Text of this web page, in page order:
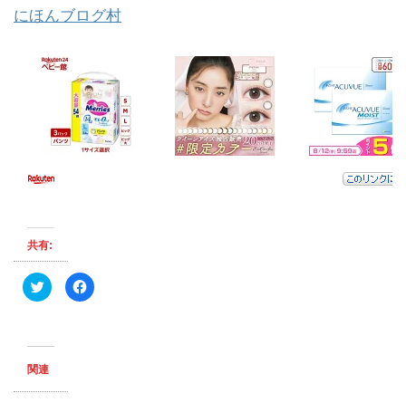
にほんブログ村
共有:
ク
リ
T
i
t
F
a
関連